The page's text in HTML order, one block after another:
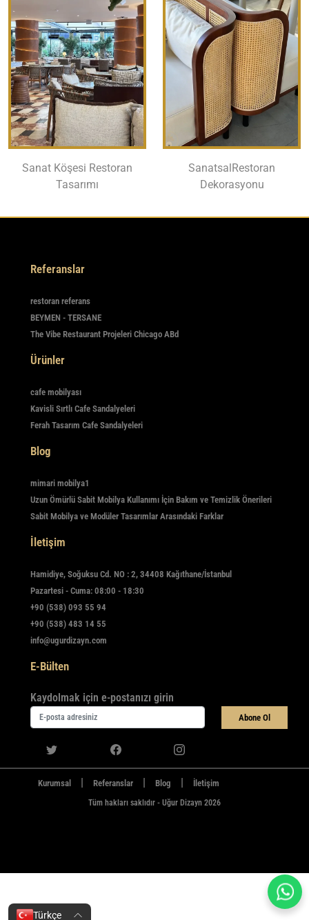
Türkçe
Sanat Köşesi Restoran
Tasarımı
SanatsalRestoran
Dekorasyonu
Referanslar
restoran referans
BEYMEN - TERSANE
The Vibe Restaurant Projeleri Chicago ABd
Ürünler
cafe mobilyası
Kavisli Sırtlı Cafe Sandalyeleri
Ferah Tasarım Cafe Sandalyeleri
Blog
mimari mobilya1
Uzun Ömürlü Sabit Mobilya Kullanımı İçin Bakım ve Temizlik Önerileri
Sabit Mobilya ve Modüler Tasarımlar Arasındaki Farklar
İletişim
Hamidiye, Soğuksu Cd. NO : 2, 34408 Kağıthane/İstanbul
Pazartesi - Cuma: 08:00 - 18:30
+90 (538) 093 55 94
+90 (538) 483 14 55
info@ugurdizayn.com
E-Bülten
Kaydolmak için e-postanızı girin
Abone Ol
Kurumsal | Referanslar | Blog | İletişim
Tüm hakları saklıdır - Uğur Dizayn 2026